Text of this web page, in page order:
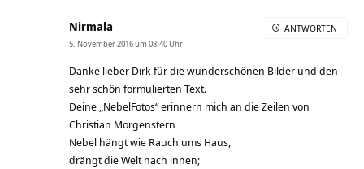
Nirmala
5. November 2016 um 08:40 Uhr
Danke lieber Dirk für die wunderschönen Bilder und den
sehr schön formulierten Text.
Deine „NebelFotos“ erinnern mich an die Zeilen von
Christian Morgenstern
Nebel hängt wie Rauch ums Haus,
drängt die Welt nach innen;
ANTWORTEN